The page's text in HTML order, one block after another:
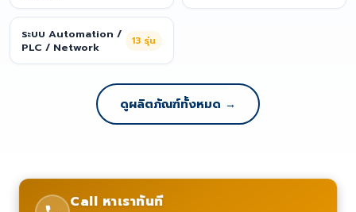
ระบบ Automation /
PLC / Network
13 รุ่น
ดูผลิตภัณฑ์ทั้งหมด →
Call หาเราทันที